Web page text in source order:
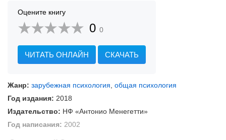
Оцените книгу
0 0
ЧИТАТЬ ОНЛАЙН СКАЧАТЬ
Жанр: зарубежная психология общая психология
Год издания: 2018
Издательство: НФ «Антонио Менегетти»
Год написания: 2002